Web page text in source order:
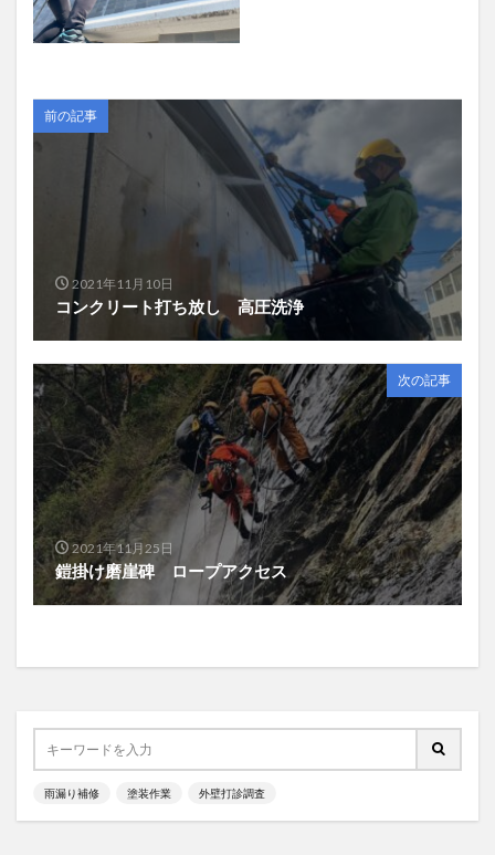
前の記事
2021年11月10日
コンクリート打ち放し 高圧洗浄
次の記事
2021年11月25日
鎧掛け磨崖碑 ロープアクセス
雨漏り補修 塗装作業 外壁打診調査